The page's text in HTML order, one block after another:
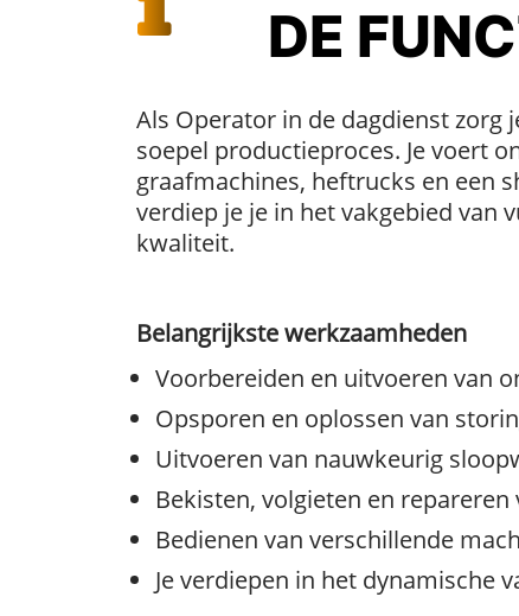
DE
Als Operator in de dagdienst
soepel productieproces. Je voert
graafmachines, heftrucks en een
verdiep je je in het vakgebied van
kwaliteit.
Belangrijkste werkzaamheden
Voorbereiden en uitvoeren van
Opsporen en oplossen van
Uitvoeren van nauwkeurig
Bekisten, volgieten en
Bedienen van verschillende
Je verdiepen in het dynamische